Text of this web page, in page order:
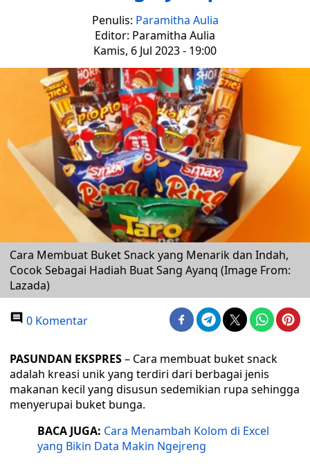
Penulis: Paramitha Aulia
Editor: Paramitha Aulia
Kamis, 6 Jul 2023 - 19:00
Cara Membuat Buket Snack yang Menarik dan Indah,
Cocok Sebagai Hadiah Buat Sang Ayanq (Image From:
Lazada)
0 Komentar
PASUNDAN EKSPRES– Cara membuat buket snack
adalah kreasi unik yang terdiri dari berbagai jenis
makanan kecil yang disusun sedemikian rupa sehingga
menyerupai buket bunga.
BACA JUGA: Cara Menambah Kolom di Excel
yang Bikin Data Makin Ngejreng